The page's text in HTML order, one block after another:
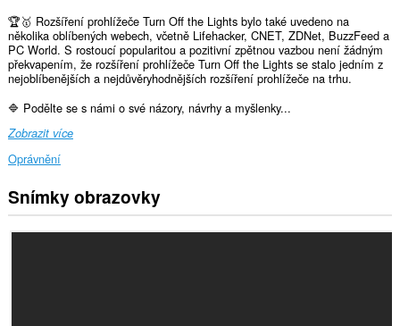
🏆🥇 Rozšíření prohlížeče Turn Off the Lights bylo také uvedeno na
několika oblíbených webech, včetně Lifehacker, CNET, ZDNet, BuzzFeed a
PC World. S rostoucí popularitou a pozitivní zpětnou vazbou není žádným
překvapením, že rozšíření prohlížeče Turn Off the Lights se stalo jedním z
nejoblíbenějších a nejdůvěryhodnějších rozšíření prohlížeče na trhu.
🔷 Podělte se s námi o své názory, návrhy a myšlenky...
Zobrazit více
Oprávnění
Toto
rozšíření
Snímky obrazovky